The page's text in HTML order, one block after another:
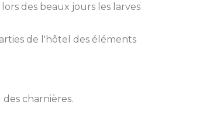
des beaux jours les larves
de l'hôtel des éléments
charnières.